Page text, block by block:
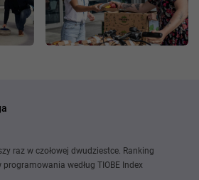
raz w czołowej dwudziestce. Ranking
według TIOBE Index